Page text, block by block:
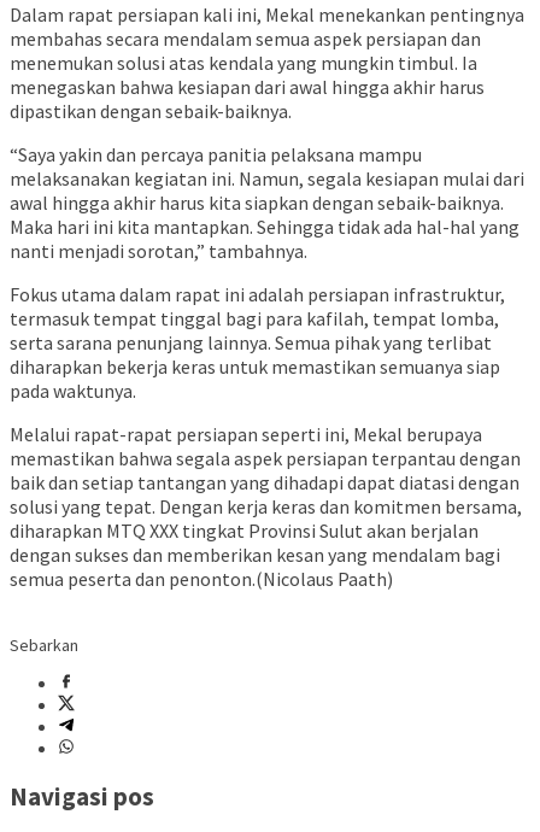
Dalam rapat persiapan kali ini, Mekal menekankan pentingnya
membahas secara mendalam semua aspek persiapan dan
menemukan solusi atas kendala yang mungkin timbul. Ia
menegaskan bahwa kesiapan dari awal hingga akhir harus
dipastikan dengan sebaik-baiknya.
“Saya yakin dan percaya panitia pelaksana mampu
melaksanakan kegiatan ini. Namun, segala kesiapan mulai dari
awal hingga akhir harus kita siapkan dengan sebaik-baiknya.
Maka hari ini kita mantapkan. Sehingga tidak ada hal-hal yang
nanti menjadi sorotan,” tambahnya.
Fokus utama dalam rapat ini adalah persiapan infrastruktur,
termasuk tempat tinggal bagi para kafilah, tempat lomba,
serta sarana penunjang lainnya. Semua pihak yang terlibat
diharapkan bekerja keras untuk memastikan semuanya siap
pada waktunya.
Melalui rapat-rapat persiapan seperti ini, Mekal berupaya
memastikan bahwa segala aspek persiapan terpantau dengan
baik dan setiap tantangan yang dihadapi dapat diatasi dengan
solusi yang tepat. Dengan kerja keras dan komitmen bersama,
diharapkan MTQ XXX tingkat Provinsi Sulut akan berjalan
dengan sukses dan memberikan kesan yang mendalam bagi
semua peserta dan penonton.(Nicolaus Paath)
Sebarkan
Navigasi pos